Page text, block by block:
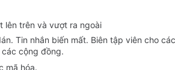
lên trên và vượt ra ngoài
Tin nhắn biến mất. Biên tập viên cho
cộng đồng.
mã hóa.